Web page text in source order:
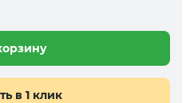
в 1 клик